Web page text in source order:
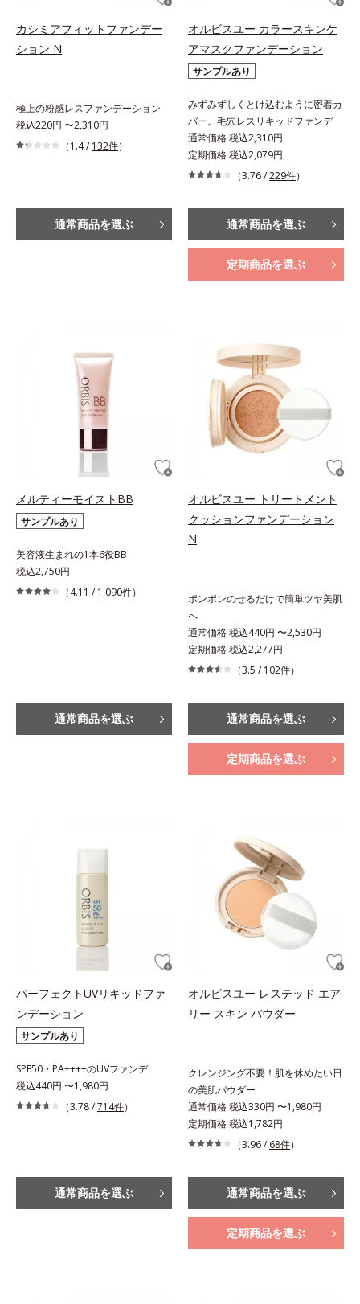
カシミアフィットファンデー
ション N
極上の粉感レスファンデーション
税込220円 〜2,310円
（1.4 / 132件）
通常商品を選ぶ
オルビスユー カラースキンケ
アマスクファンデーション
サンプルあり
みずみずしくとけ込むように密着カ
バー。毛穴レスリキッドファンデ
通常価格 税込2,310円
定期価格 税込2,079円
（3.76 /229件）
通常商品を選ぶ
定期商品を選ぶ
メルティーモイストBB
サンプルあり
美容液生まれの1本6役BB
税込2,750円
（4.11 / 1,090件）
通常商品を選ぶ
オルビスユー トリートメント
クッションファンデーション
N
ポンポンのせるだけで簡単ツヤ美肌
へ
通常価格 税込440円 〜2,530円
定期価格 税込2,277円
（3.5 / 102件）
通常商品を選ぶ
定期商品を選ぶ
パーフェクトUVリキッドファ
ンデーション
サンプルあり
SPF50・PA++++のUVファンデ
税込440円 〜1,980円
（3.78 /714件）
通常商品を選ぶ
オルビスユー レステッド エア
リー スキン パウダー
クレンジング不要！肌を休めたい日
の美肌パウダー
通常価格 税込330円 〜1,980円
定期価格 税込1,782円
（3.96 / 68件）
通常商品を選ぶ
定期商品を選ぶ